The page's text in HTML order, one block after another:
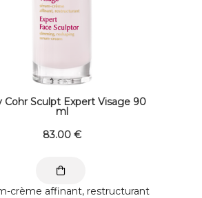
Cohr Sculpt Expert Visage 90
ml
83.00 €
crème affinant, restructurant